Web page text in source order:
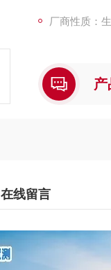
厂商性质：
产
在线留言